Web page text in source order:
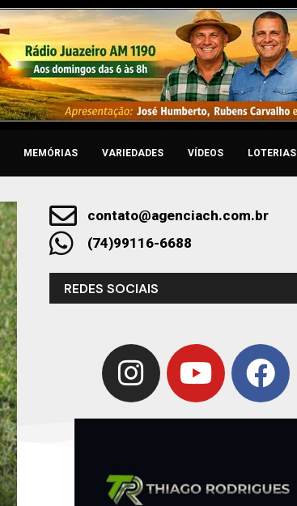
MEMÓRIAS VARIEDADES VÍDEOS LOTERIAS
contato@agenciach.com.br
(74)99116-6688
REDES SOCIAIS